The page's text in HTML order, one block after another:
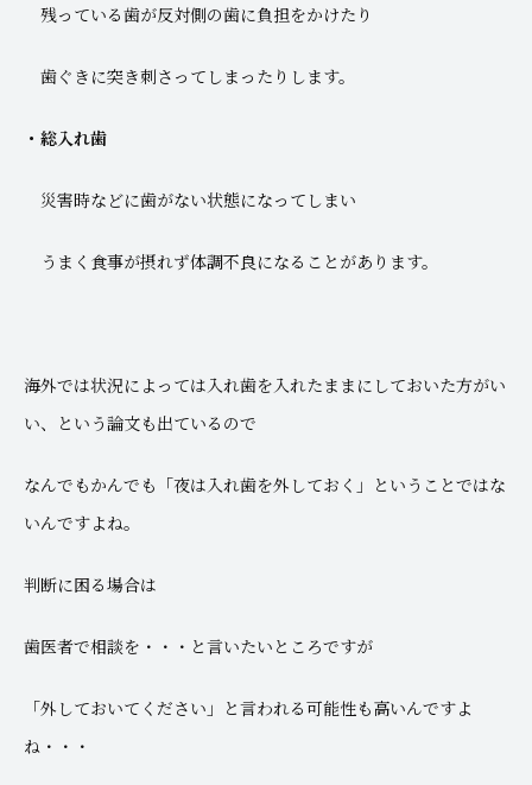
残っている歯が反対側の歯に負担をかけたり
歯ぐきに突き刺さってしまったりします。
・総入れ歯
災害時などに歯がない状態になってしまい
うまく食事が摂れず体調不良になることがあります。
海外では状況によっては入れ歯を入れたままにしておいた方がい
い、という論文も出ているので
なんでもかんでも「夜は入れ歯を外しておく」ということではな
いんですよね。
判断に困る場合は
歯医者で相談を・・・と言いたいところですが
「外しておいてください」と言われる可能性も高いんですよ
ね・・・